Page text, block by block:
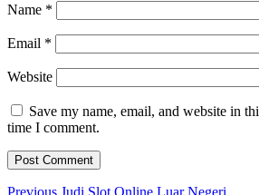
Name *
Email *
Website
Save my name, email, and website in
time I comment.
Previous Previous
Judi Slot Online Luar Negeri